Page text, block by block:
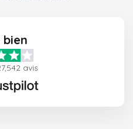
bien
avis